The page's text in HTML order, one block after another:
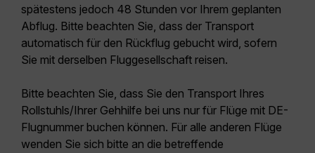
spätestens jedoch 48 Stunden vor Ihrem geplanten
Abflug. Bitte beachten Sie, dass der Transport
automatisch für den Rückflug gebucht wird, sofern
Sie mit derselben Fluggesellschaft reisen.
Bitte beachten Sie, dass Sie den Transport Ihres
Rollstuhls/Ihrer Gehhilfe bei uns nur für Flüge mit DE-
Flugnummer buchen können. Für alle anderen Flüge
wenden Sie sich bitte an die betreffende